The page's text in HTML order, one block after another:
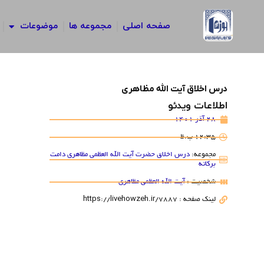
صفحه اصلی مجموعه ها موضوعات
درس اخلاق آیت الله مظاهری
اطلاعات ویدئو
28 آذر 1401
12:35 ب.ظ
مجموعه: درس اخلاق حضرت آیت الله العظمی مظاهری دامت
برکاته
شخصیت :آیت الله العظمی مظاهری
لینک صفحه : https://livehowzeh.ir/7887